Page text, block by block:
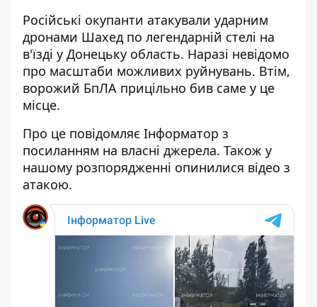
Російські окупанти атакували ударним
дронами Шахед по легендарній стелі на
в'їзді у Донецьку область. Наразі невідомо
про масштаби можливих руйнувань. Втім,
ворожий БпЛА прицільно бив саме у це
місце.
Про це повідомляє Інформатор з
посиланням на власні джерела. Також у
нашому розпорядженні опинилися відео з
атакою.